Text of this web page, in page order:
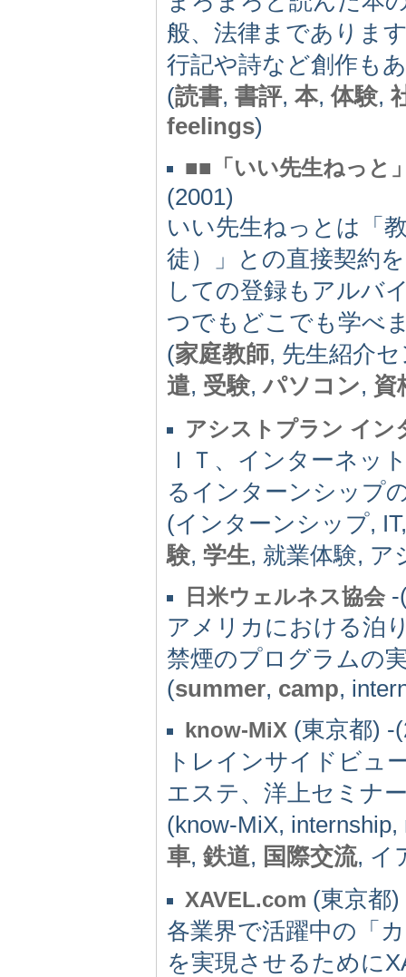
般、法律までありま
行記や詩など創作も
(読書, 書評, 本,体験,
feelings)
■■「いい先生ねっと
(2001)
いい先生ねっとは「
徒）」との直接契約
しての登録もアルバ
つでもどこでも学べ
(家庭教師, 先生紹介
遣, 受験,パソコン, 資
アシストプラン イン
ＩＴ、インターネッ
るインターンシップ
(インターンシップ,
験, 学生, 就業体験,
日米ウェルネス協会-
アメリカにおける泊
禁煙のプログラムの
(summer, camp,
know-MiX (東京都) -
トレインサイドビュ
エステ、洋上セミナ
(know-MiX,
車, 鉄道, 国際交流, イ
XAVEL.com (東京都)
各業界で活躍中の「
を実現させるために